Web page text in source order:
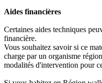
Aides financières
Certaines aides techniques
financière.
Vous souhaitez savoir si ce
charge par un organisme
modalités d'intervention pour